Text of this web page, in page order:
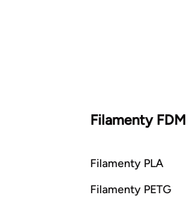
Filamenty FDM
Filamenty PLA
Filamenty PETG